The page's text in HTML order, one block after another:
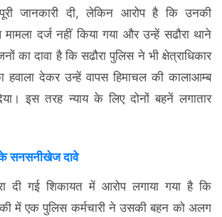
जानकारी दी, लेकिन आरोप है कि उनकी
दर्ज नहीं किया गया और उन्हें सढौरा थाने
का दावा है कि सढौरा पुलिस ने भी क्षेत्राधिकार
देकर उन्हें वापस हिमाचल की कालाआम्ब
इस तरह न्याय के लिए दोनों बहनें लगातार
के सनसनीखेज दावे
दी गई शिकायत में आरोप लगाया गया है कि
में एक पुलिस कर्मचारी ने उसकी बहन को अलग